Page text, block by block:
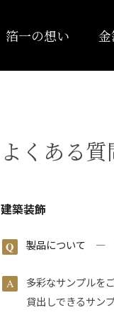
箔一の想い
よくある質
建築装飾
製品について ―
多彩なサンプルを
貸出しできるサン